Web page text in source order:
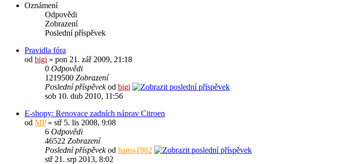
Oznámení
Odpovědi
Zobrazení
Poslední příspěvek
Pravidla fóra
od bigi » pon 21. zář 2009, 21:18
0 Odpovědi
1219500 Zobrazení
Poslední příspěvekod bigi
sob 10. dub 2010, 11:56
E-shopy: Renovace zadních náprav Citroen
od MP» stř 5. lis 2008, 9:08
6 Odpovědi
46522 Zobrazení
Poslední příspěvekod hanss1982
stř 21. srp 2013, 8:02